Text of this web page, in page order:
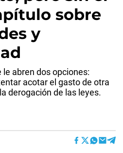
sobre
y
abren dos opciones:
acotar el gasto de otra
derogación de las leyes.